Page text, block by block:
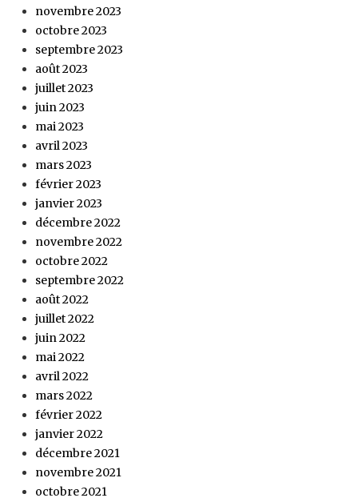
novembre 2023
octobre 2023
septembre 2023
août 2023
juillet 2023
juin 2023
mai 2023
avril 2023
mars 2023
février 2023
janvier 2023
décembre 2022
novembre 2022
octobre 2022
septembre 2022
août 2022
juillet 2022
juin 2022
mai 2022
avril 2022
mars 2022
février 2022
janvier 2022
décembre 2021
novembre 2021
octobre 2021